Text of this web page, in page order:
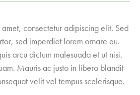
amet, consectetur adipiscing elit. Sed
sed imperdiet lorem ornare eu.
arcu dictum malesuada et ut nisi.
Mauris ac justo in libero blandit
velit vel tempus scelerisque.